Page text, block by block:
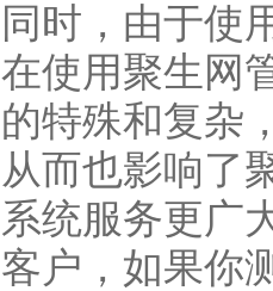
同时，由于使
在使用聚生网
的特殊和复杂
从而也影响了
系统服务更广
客户，如果你